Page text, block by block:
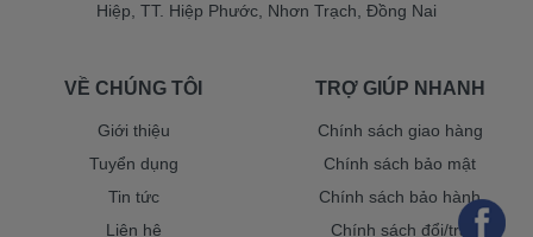
Hiệp, TT. Hiệp Phước, Nhơn Trạch, Đồng Nai
VỀ CHÚNG TÔI
Giới thiệu
Tuyển dụng
Tin tức
Liên hệ
TRỢ GIÚP NHANH
Chính sách giao hàng
Chính sách bảo mật
Chính sách bảo hành
Chính sách đổi/trả